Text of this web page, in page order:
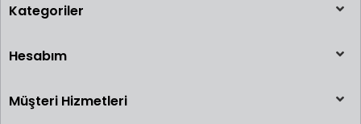
Kategoriler
Hesabım
Müşteri Hizmetleri